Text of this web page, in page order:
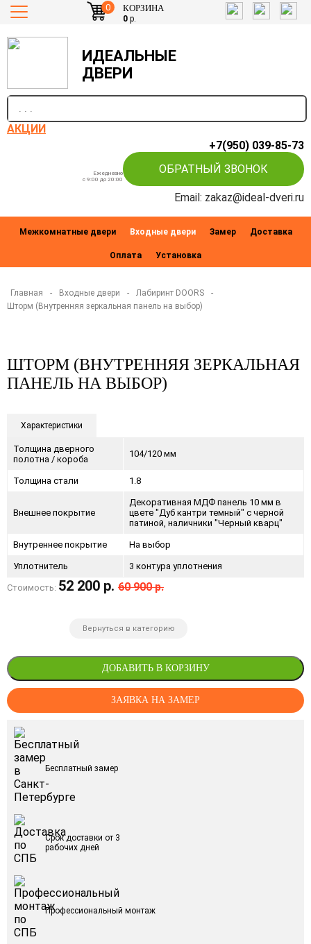
0 КОРЗИНА
0р.
ИДЕАЛЬНЫЕ
ДВЕРИ
АКЦИИ
+7(950) 039-85-73
Ежедневно
c 9:00 до 20:00
ОБРАТНЫЙ ЗВОНОК
Email: zakaz@ideal-dveri.ru
Межкомнатные двери Входные двери Замер Доставка
Оплата Установка
Главная - Входные двери - Лабиринт DOORS
-
Шторм (Внутренняя зеркальная панель на выбор)
ШТОРМ (ВНУТРЕННЯЯ ЗЕРКАЛЬНАЯ
ПАНЕЛЬ НА ВЫБОР)
Характеристики
Толщина дверного
полотна / короба
104/120 мм
Толщина стали 1.8
Внешнее покрытие
Декоративная МДФ панель 10 мм в
цвете "Дуб кантри темный" с черной
патиной, наличники "Черный кварц"
Внутреннее покрытие На выбор
Уплотнитель 3 контура уплотнения
Стоимость: 52 200 р. 60 900 р.
Вернуться в категорию
ДОБАВИТЬ В КОРЗИНУ
ЗАЯВКА НА ЗАМЕР
Бесплатный замер
Срок доставки от 3
рабочих дней
Профессиональный монтаж